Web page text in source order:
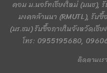
คอม ม.นอร์ทเชียงใหม่ (มนช),
มงคลล้านนา (RMUTL), รับ
(มร.ชม) รับซื้อภายในจังหวัดเชี
โทร: 0955195680,
ติดตามเร